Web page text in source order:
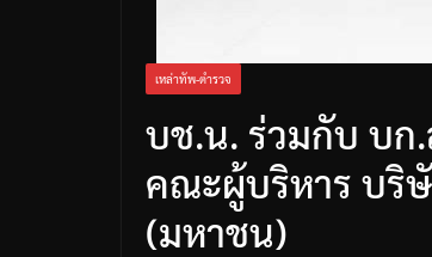
เหล่าทัพ-ตำรวจ
บช.น. ร่วมกับ บก
คณะผู้บริหาร บริ
(มหาชน)